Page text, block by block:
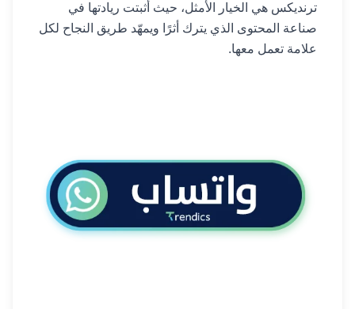
ترنديكس هي الخيار الأمثل، حيث أثبتت ريادتها في
صناعة المحتوى الذي يترك أثرًا ويمهّد طريق النجاح لكل
علامة تعمل معها.